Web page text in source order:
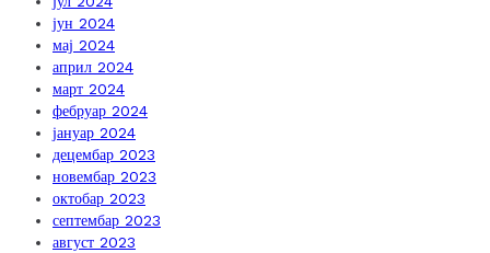
јун 2024
мај 2024
април 2024
март 2024
фебруар 2024
јануар 2024
децембар 2023
новембар 2023
октобар 2023
септембар 2023
август 2023